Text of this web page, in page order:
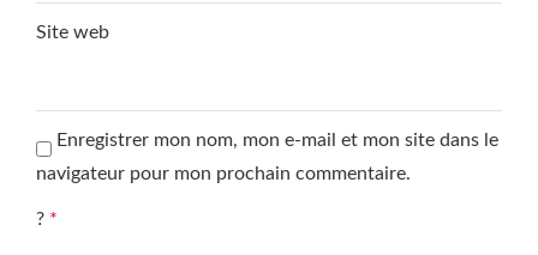
Site web
Enregistrer mon nom, mon e-mail et mon site dans le
navigateur pour mon prochain commentaire.
? *